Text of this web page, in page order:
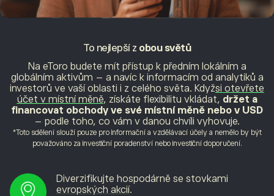
To nejlepší z obou světů
Na eToro budete mít přístup k předním lokálním a
globálním aktivům – a navíc k informacím od analytiků a
investorů ve vaší oblasti i z celého světa. Kdyžsi otevřete
účet v místní měně, získáte flexibilitu vkládat, držet a
financovat obchody ve své místní měně nebo v USD
– podle toho, co vám v danou chvíli vyhovuje.
*Toto sdělení slouží pouze pro informační a vzdělávací účely a nemělo by být
považováno za investiční poradenství nebo investiční doporučení.
Diverzifikujte hospodárně se stovkami
evropských akcií.